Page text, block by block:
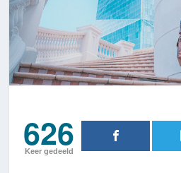
626
Keer gedeeld